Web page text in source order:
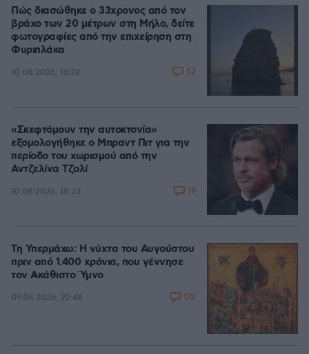
Πώς διασώθηκε ο 33χρονος από τον
βράχο των 20 μέτρων στη Μήλο, δείτε
φωτογραφίες από την επιχείρηση στη
Φυριπλάκα
10.08.2026, 16:32 52
«Σκεφτόμουν την αυτοκτονία»
εξομολογήθηκε ο Μπραντ Πιτ για την
περίοδο του χωρισμού από την
Αντζελίνα Τζολί
10.08.2026, 18:23 19
Τη Υπερμάχω: Η νύχτα του Αυγούστου
πριν από 1.400 χρόνια, που γέννησε
τον Ακάθιστο Ύμνο
09.08.2026, 22:48 172